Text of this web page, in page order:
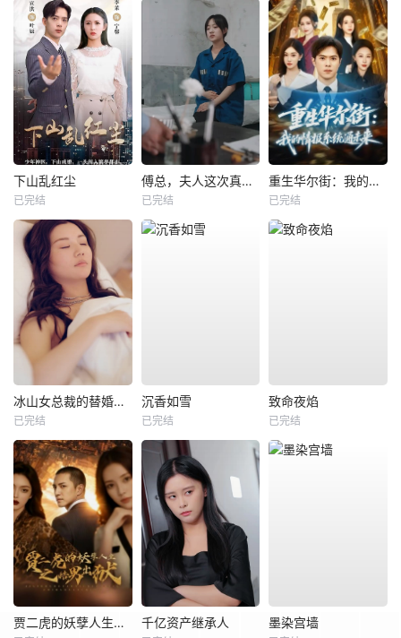
下山乱红尘
已完结
傅总，夫人这次真的死了
已完结
重生华尔街：我的情报系统通未来
已完结
冰山女总裁的替婚兵王
已完结
沉香如雪
已完结
致命夜焰
已完结
贾二虎的妖孽人生之皓男出狱 千亿资产继承人 墨染宫墙